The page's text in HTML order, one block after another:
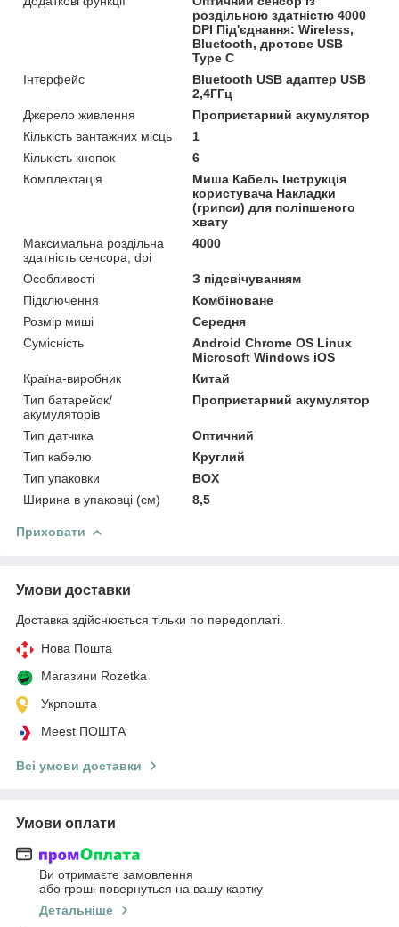
роздільною здатністю 4000
DPI Під'єднання: Wireless,
Bluetooth, дротове USB
Type C
Інтерфейс
Bluetooth USB адаптер USB
2,4ГГц
Джерело живлення
Проприєтарний акумулятор
Кількість вантажних місць
1
Кількість кнопок
6
Комплектація
Миша Кабель Інструкція
користувача Накладки
(грипси) для поліпшеного
хвату
Максимальна роздільна
здатність сенсора, dpi
4000
Особливості
З підсвічуванням
Підключення
Комбіноване
Розмір миші
Середня
Сумісність
Android Chrome OS Linux
Microsoft Windows iOS
Країна-виробник
Китай
Тип батарейок/
акумуляторів
Проприєтарний акумулятор
Тип датчика
Оптичний
Тип кабелю
Круглий
Тип упаковки
BOX
Ширина в упаковці (см)
8,5
Приховати
Умови доставки
Доставка здійснюється тільки по передоплаті.
Нова Пошта
Магазини Rozetka
Укрпошта
Meest ПОШТА
Всі умови доставки
Умови оплати
Ви отримаєте замовлення
або гроші повернуться на вашу картку
Детальніше